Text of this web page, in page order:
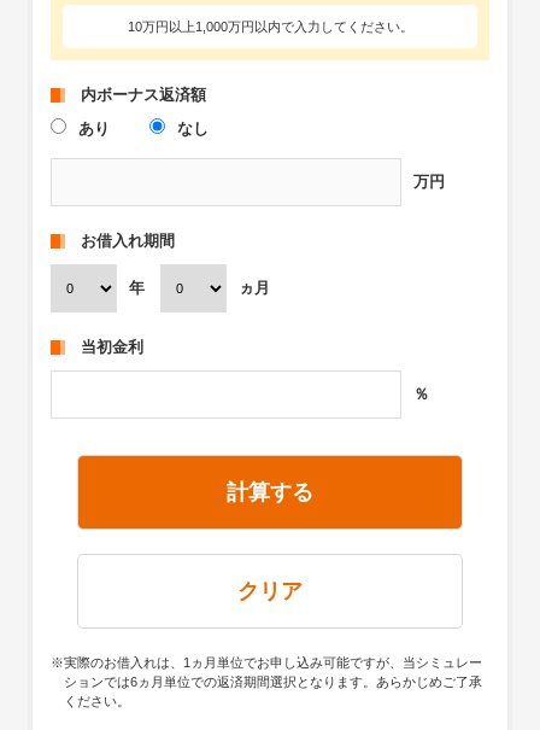
10万円以上1,000万円以内で入力してください。
内ボーナス返済額
あり
なし
万円
お借入れ期間
年 ヵ月
当初金利
％
計算する
クリア
※実際のお借入れは、1ヵ月単位でお申し込み可能ですが、当シミュレー
ションでは6ヵ月単位での返済期間選択となります。あらかじめご了承
ください。